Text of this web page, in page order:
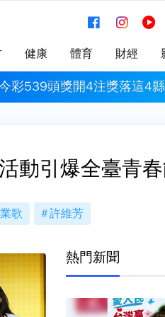
健康 體育 財經
共同防禦條約
彩539頭獎開4注獎落這4縣
動引爆全臺青
歌 許維芳
熱門新聞